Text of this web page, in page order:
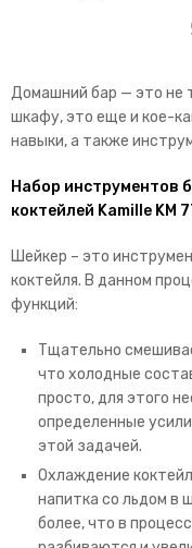
Домашний бар — это не
шкафу, это еще и кое-
навыки, а также
Набор инструментов
коктейлей Kamille KM
Шейкер – это
коктейля. В данном
функций:
Тщательно
что холодные
просто, для этого
определенные
этой задачей.
Охлаждение
напитка со льдом в
более, что в